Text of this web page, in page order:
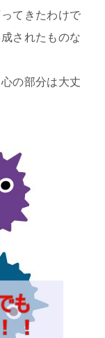
てきたわけで
されたものな
の部分は大丈